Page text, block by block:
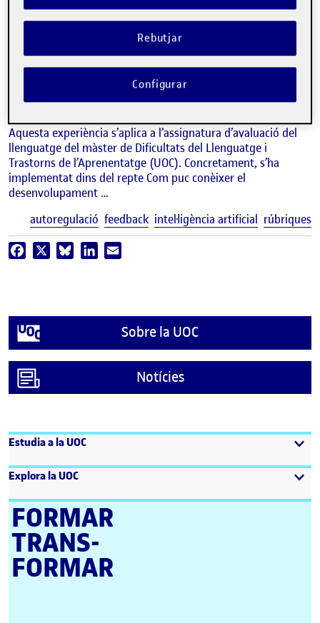
Infografia
Autofeedback: autonomia i
millora. Optimitzant el feedback
mitjançant la comparació amb
exemplars, rúbriques i IA
ALFONSO IGUALADA
Aquesta experiència s’aplica a l’assignatura d’avaluació del
llenguatge del màster de Dificultats del Llenguatge i
Trastorns de l’Aprenentatge (UOC). Concretament, s’ha
implementat dins del repte Com puc conèixer el
desenvolupament …
autoregulació feedback intel·ligència artificial rúbriques
Facebook BlueskyLinkedIn
Sobre la UOC
Notícies
Estudia a la UOC
Explora la UOC
FORMAR
TRANS­
FORMAR
Rebutjar
Configurar